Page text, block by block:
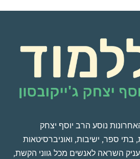
נוסע הרב יוסף יצחק
בתי ספר, ישיבות, ואוניברסיטאות
השראה לאנשים מכל גווני הקשת,